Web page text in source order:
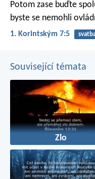
Potom zase buďte
byste se nemohli
1. Korintským 7:5
Související témata
Zlo